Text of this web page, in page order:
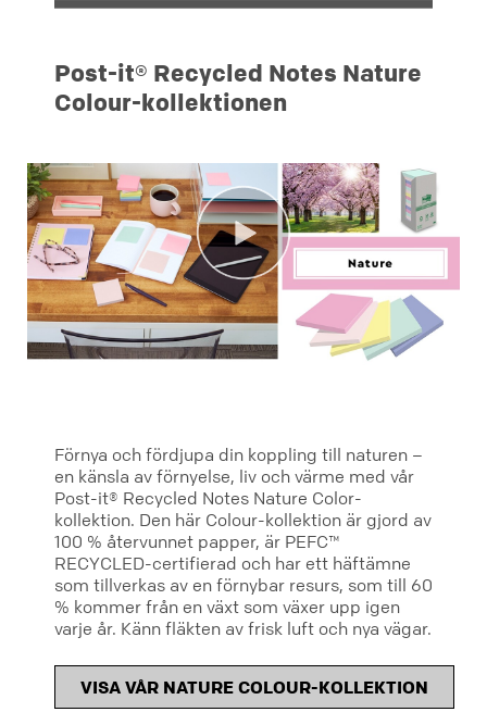
Post-it® Recycled Notes Nature
Colour-kollektionen
Förnya och fördjupa din koppling till naturen –
en känsla av förnyelse, liv och värme med vår
Post-it® Recycled Notes Nature Color-
kollektion. Den här Colour-kollektion är gjord av
100 % återvunnet papper, är PEFC™
RECYCLED-certifierad och har ett häftämne
som tillverkas av en förnybar resurs, som till 60
% kommer från en växt som växer upp igen
varje år. Känn fläkten av frisk luft och nya vägar.
VISA VÅR NATURE COLOUR-KOLLEKTION